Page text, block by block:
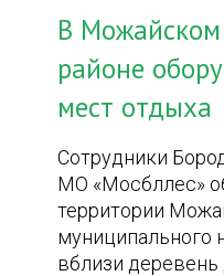
В
районе
мест отдыха
Сотрудники
МО «Мосбллес»
территории
муниципального
вблизи